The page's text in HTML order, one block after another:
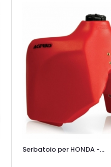
Serbatoio per HONDA -...